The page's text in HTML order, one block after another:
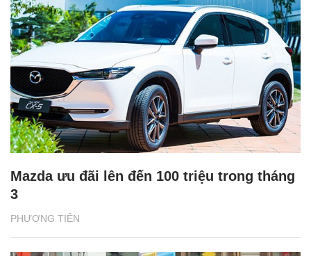
PHƯƠNG TIỆN
Mazda ưu đãi lên đến 100 triệu trong tháng
3